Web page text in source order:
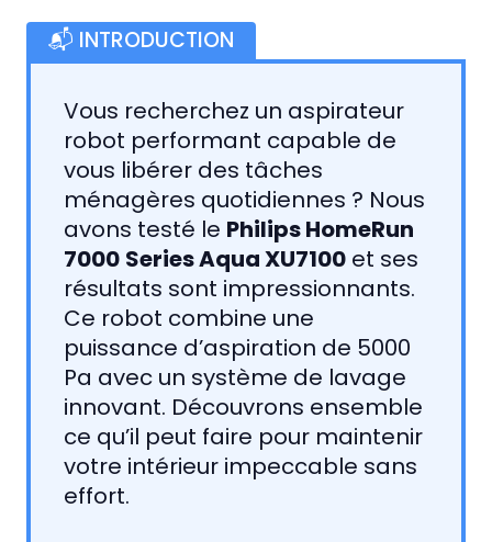
📬 INTRODUCTION
Vous recherchez un aspirateur
robot performant capable de
vous libérer des tâches
ménagères quotidiennes ? Nous
avons testé le Philips HomeRun
7000 Series Aqua XU7100 et ses
résultats sont impressionnants.
Ce robot combine une
puissance d’aspiration de 5000
Pa avec un système de lavage
innovant. Découvrons ensemble
ce qu’il peut faire pour maintenir
votre intérieur impeccable sans
effort.